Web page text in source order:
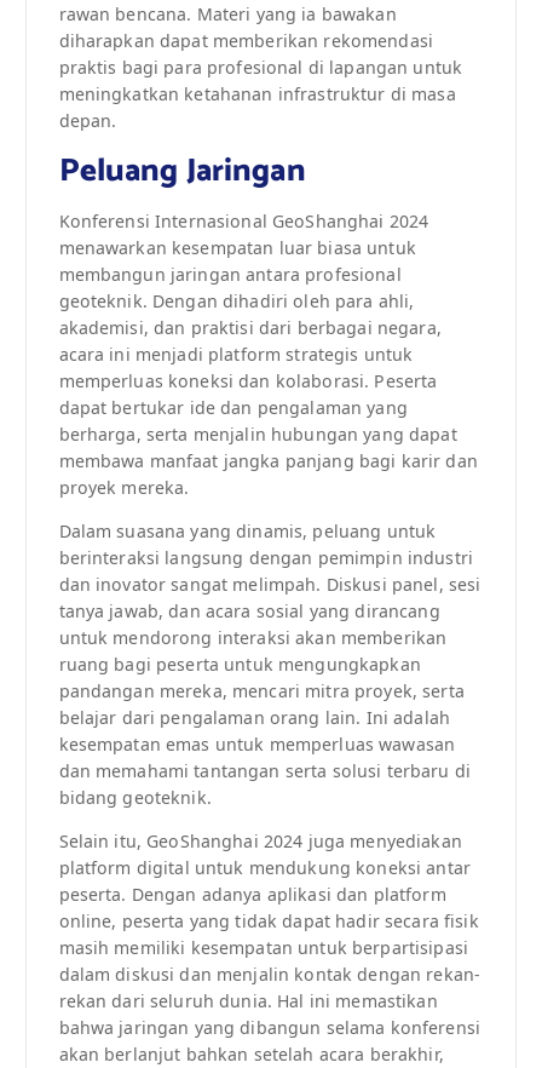
rawan bencana. Materi yang ia bawakan
diharapkan dapat memberikan rekomendasi
praktis bagi para profesional di lapangan untuk
meningkatkan ketahanan infrastruktur di masa
depan.
Peluang Jaringan
Konferensi Internasional GeoShanghai 2024
menawarkan kesempatan luar biasa untuk
membangun jaringan antara profesional
geoteknik. Dengan dihadiri oleh para ahli,
akademisi, dan praktisi dari berbagai negara,
acara ini menjadi platform strategis untuk
memperluas koneksi dan kolaborasi. Peserta
dapat bertukar ide dan pengalaman yang
berharga, serta menjalin hubungan yang dapat
membawa manfaat jangka panjang bagi karir dan
proyek mereka.
Dalam suasana yang dinamis, peluang untuk
berinteraksi langsung dengan pemimpin industri
dan inovator sangat melimpah. Diskusi panel, sesi
tanya jawab, dan acara sosial yang dirancang
untuk mendorong interaksi akan memberikan
ruang bagi peserta untuk mengungkapkan
pandangan mereka, mencari mitra proyek, serta
belajar dari pengalaman orang lain. Ini adalah
kesempatan emas untuk memperluas wawasan
dan memahami tantangan serta solusi terbaru di
bidang geoteknik.
Selain itu, GeoShanghai 2024 juga menyediakan
platform digital untuk mendukung koneksi antar
peserta. Dengan adanya aplikasi dan platform
online, peserta yang tidak dapat hadir secara fisik
masih memiliki kesempatan untuk berpartisipasi
dalam diskusi dan menjalin kontak dengan rekan-
rekan dari seluruh dunia. Hal ini memastikan
bahwa jaringan yang dibangun selama konferensi
akan berlanjut bahkan setelah acara berakhir,